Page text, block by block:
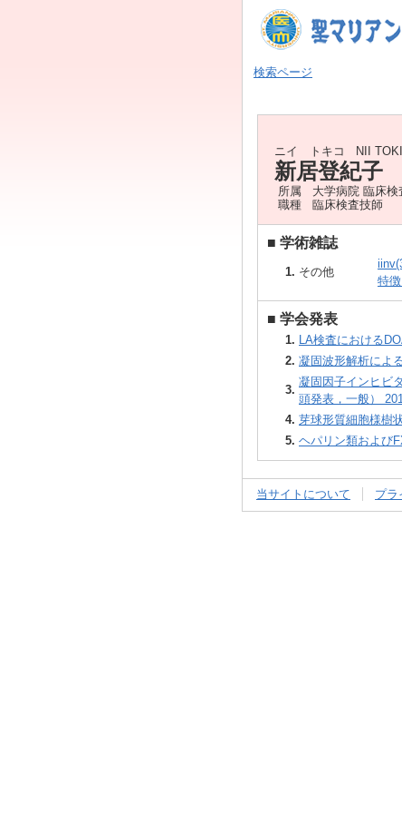
検索ページ
ニイ トキコ
NII
新居登紀子
所属
大学病院 臨床検
職種
臨床検査技師
■ 学術雑誌
1. その他
特
■ 学会発表
1. LA検査における
2. 凝固波形解析によ
3.
凝固因子インヒビ
頭発表，一般）
4. 芽球形質細胞様樹
5. ヘパリン類および
当サイトについて プラ